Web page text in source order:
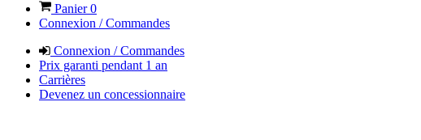
Panier0
Connexion / Commandes
Connexion / Commandes
Prix garanti pendant 1 an
Carrières
Devenez un concessionnaire